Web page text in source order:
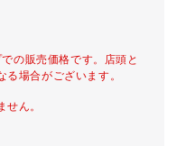
の販売価格です。店頭と
場合がございます。
せん。